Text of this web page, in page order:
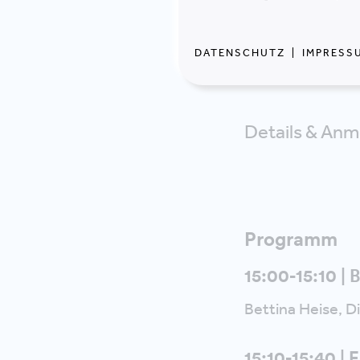
Erreichung
Details &
Programm
15:00-15:10 |
Bettina Heise,
DATENSCHUTZ